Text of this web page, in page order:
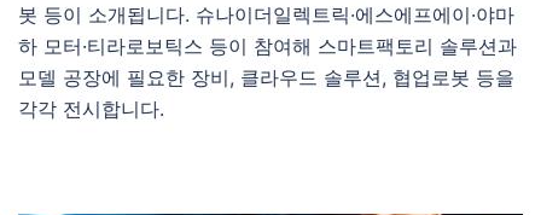
봇 등이 소개됩니다. 슈나이더일렉트릭·에스에프에이·야마
하 모터·티라로보틱스 등이 참여해 스마트팩토리 솔루션과
모델 공장에 필요한 장비, 클라우드 솔루션, 협업로봇 등을
각각 전시합니다.